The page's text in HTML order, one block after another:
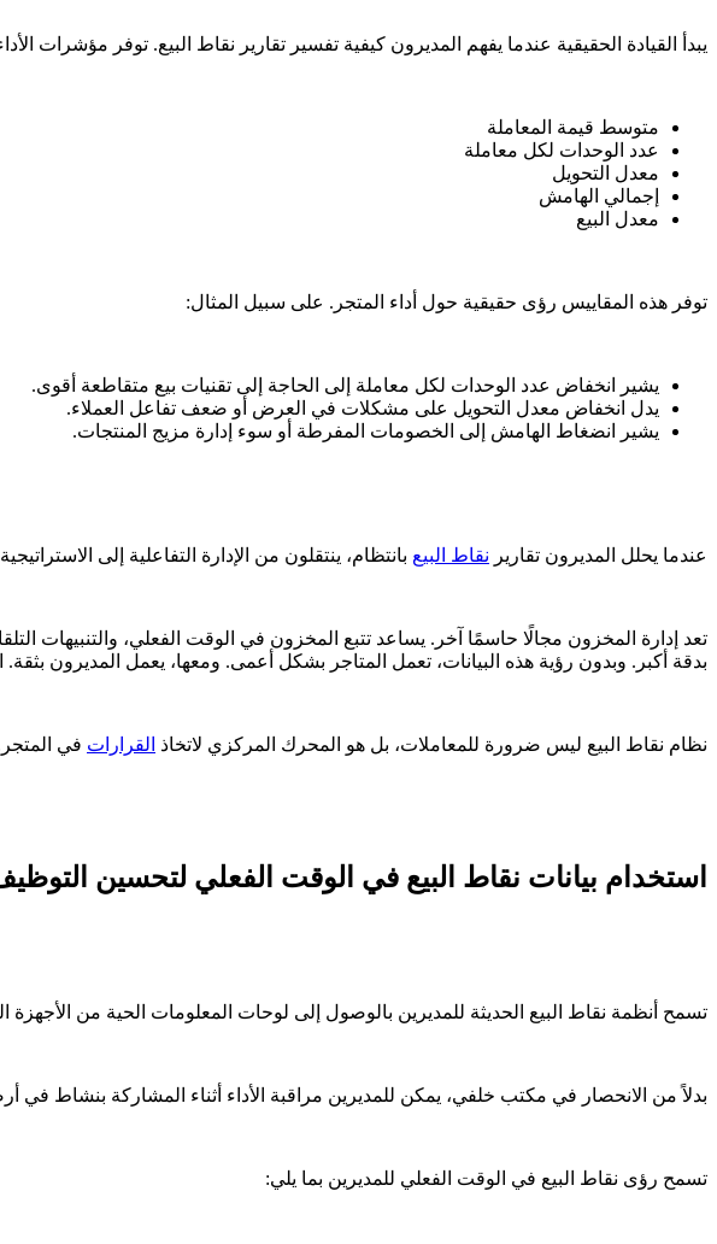
يبدأ القيادة الحقيقية عندما يفهم المديرون كيفية تفسير تقارير نقاط البيع. توفر مؤشرات
متوسط قيمة المعاملة
عدد الوحدات لكل معاملة
معدل التحويل
إجمالي الهامش
معدل البيع
توفر هذه المقاييس رؤى حقيقية حول أداء المتجر. على سبيل المثال:
يشير انخفاض عدد الوحدات لكل معاملة إلى الحاجة إلى تقنيات بيع متقاطعة أقوى.
يدل انخفاض معدل التحويل على مشكلات في العرض أو ضعف تفاعل العملاء.
يشير انضغاط الهامش إلى الخصومات المفرطة أو سوء إدارة مزيج المنتجات.
عندما يحلل المديرون تقارير نقاط البيع بانتظام، ينتقلون من الإدارة التفاعلية إلى
تعد إدارة المخزون مجالًا حاسمًا آخر. يساعد تتبع المخزون في الوقت الفعلي، والتنبيهات
بدقة أكبر. وبدون رؤية هذه البيانات، تعمل المتاجر بشكل أعمى. ومعها، يعمل المديرون
نظام نقاط البيع ليس ضرورة للمعاملات، بل هو المحرك المركزي لاتخاذ القرارات في
استخدام بيانات نقاط البيع في الوقت الفعلي لتحسين
تسمح أنظمة نقاط البيع الحديثة للمديرين بالوصول إلى لوحات المعلومات الحية من الأجهزة
بدلاً من الانحصار في مكتب خلفي، يمكن للمديرين مراقبة الأداء أثناء المشاركة بنشاط في
تسمح رؤى نقاط البيع في الوقت الفعلي للمديرين بما يلي: